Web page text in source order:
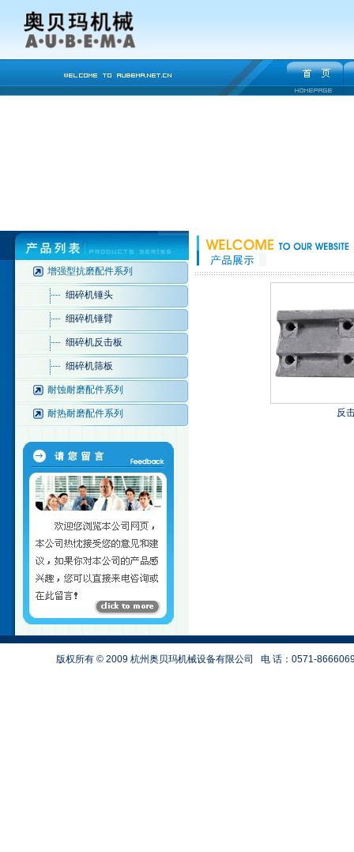
增强型抗磨配件系列
细碎机锤头
细碎机锤臂
细碎机反击板
细碎机筛板
耐蚀耐磨配件系列
耐热耐磨配件系列 反
版权所有 © 2009 杭州奥贝玛机械设备有限公司 电 话：0571-